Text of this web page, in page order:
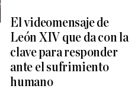
El videomensaje de
León XIV que da con la
clave para responder
ante el sufrimiento
humano